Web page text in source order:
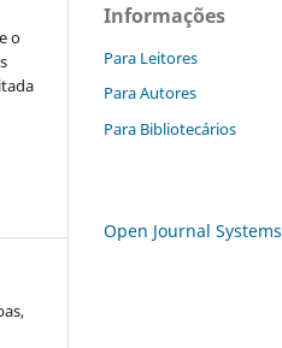
o
Informações
Para Leitores
Para Autores
Para Bibliotecários
Open Journal Systems